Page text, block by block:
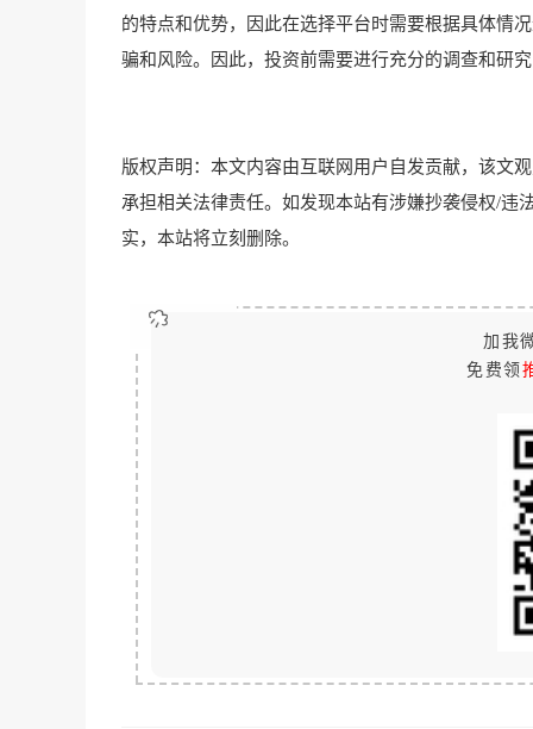
的特点和优势，因此在选择平台时需要根据具体情
骗和风险。因此，投资前需要进行充分的调查和研
版权声明：本文内容由互联网用户自发贡献，该文
承担相关法律责任。如发现本站有涉嫌抄袭侵权/违
实，本站将立刻删除。
加我
免费领